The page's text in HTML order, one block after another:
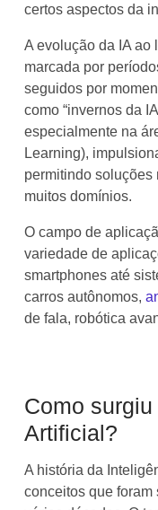
certos aspectos da
A evolução da IA ao
marcada por
seguidos por
como “invernos da
especialmente na
Learning),
permitindo soluções
muitos domínios.
O campo de
variedade de
smartphones até
carros autônomos,
de fala, robótica
Como
Artificial?
A história da
conceitos que